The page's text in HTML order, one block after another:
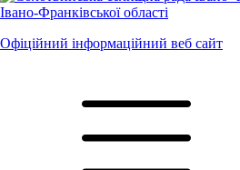
Офіційний інформаційний веб сайт